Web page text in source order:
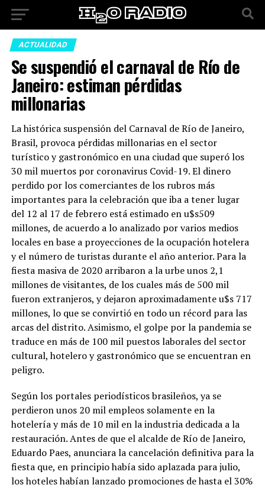
ACTUALIDAD
Se suspendió el carnaval de Río de
Janeiro: estiman pérdidas
millonarias
La histórica suspensión del Carnaval de Río de Janeiro,
Brasil, provoca pérdidas millonarias en el sector
turístico y gastronómico en una ciudad que superó los
30 mil muertos por coronavirus Covid-19. El dinero
perdido por los comerciantes de los rubros más
importantes para la celebración que iba a tener lugar
del 12 al 17 de febrero está estimado en u$s509
millones, de acuerdo a lo analizado por varios medios
locales en base a proyecciones de la ocupación hotelera
y el número de turistas durante el año anterior. Para la
fiesta masiva de 2020 arribaron a la urbe unos 2,1
millones de visitantes, de los cuales más de 500 mil
fueron extranjeros, y dejaron aproximadamente u$s 717
millones, lo que se convirtió en todo un récord para las
arcas del distrito. Asimismo, el golpe por la pandemia se
traduce en más de 100 mil puestos laborales del sector
cultural, hotelero y gastronómico que se encuentran en
peligro.
Según los portales periodísticos brasileños, ya se
perdieron unos 20 mil empleos solamente en la
hotelería y más de 10 mil en la industria dedicada a la
restauración. Antes de que el alcalde de Río de Janeiro,
Eduardo Paes, anunciara la cancelación definitiva para la
fiesta que, en principio había sido aplazada para julio,
los hoteles habían lanzado promociones de hasta el 30%